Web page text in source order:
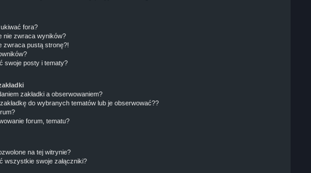
fora?
nie zwraca wyników?
zwraca pustą stronę?!
swoje posty i tematy?
zakładki a obserwowaniem?
do wybranych tematów lub je obserwować??
forum, tematu?
na tej witrynie?
wszystkie swoje załączniki?